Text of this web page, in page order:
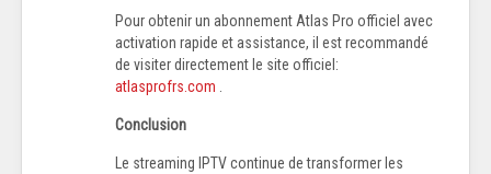
Pour obtenir un abonnement Atlas Pro officiel avec
activation rapide et assistance, il est recommandé
de visiter directement le site officiel:
atlasprofrs.com .
Conclusion
Le streaming IPTV continue de transformer les